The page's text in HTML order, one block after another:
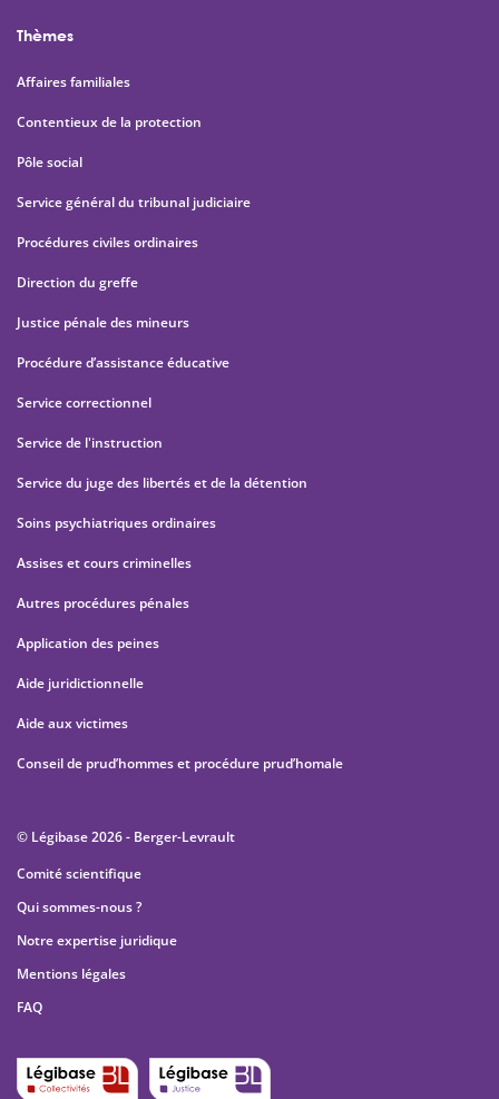
Thèmes
Affaires familiales
Contentieux de la protection
Pôle social
Service général du tribunal judiciaire
Procédures civiles ordinaires
Direction du greffe
Justice pénale des mineurs
Procédure d’assistance éducative
Service correctionnel
Service de l'instruction
Service du juge des libertés et de la détention
Soins psychiatriques ordinaires
Assises et cours criminelles
Autres procédures pénales
Application des peines
Aide juridictionnelle
Aide aux victimes
Conseil de prud’hommes et procédure prud’homale
© Légibase 2026 - Berger-Levrault
Comité scientifique
Qui sommes-nous ?
Notre expertise juridique
Mentions légales
FAQ